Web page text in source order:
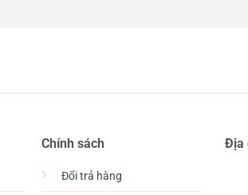
Chính sách
Đổi trả hàng
Địa